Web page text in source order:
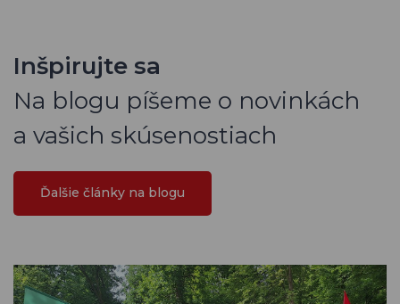
Inšpirujte sa
Na blogu píšeme o novinkách
a vašich skúsenostiach
Ďalšie články na blogu